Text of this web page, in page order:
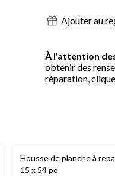
Ajouter au
À l'attention
obtenir des
réparation,
Housse de planche à
15 x 54 po